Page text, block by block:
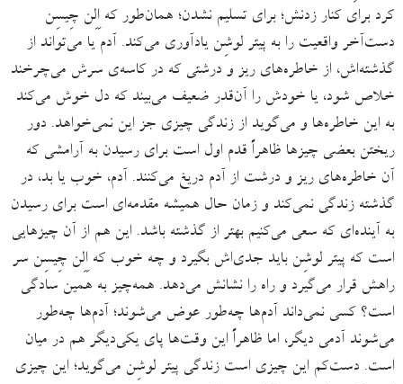
کرد برای کنار زدنش؛ برای تسلیم نشدن؛ همان‌طور که اِلِن چِیسِن
دست‌آخر واقعیت را به پیتر لوشِن یادآوری می‌کند. آدم یا می‌تواند از
گذشته‌اش، از خاطره‌های ریز و درشتی که در کاسه‌ی سرش می‌چرخند
خلاص شود، یا خودش را آن‌قدر ضعیف می‌بیند که دل خوش می‌کند
به این خاطره‌ها و می‌گوید از زندگی چیزی جز این نمی‌خواهد. دور
ریختن بعضی چیزها ظاهراً قدم اول است برای رسیدن به آرامشی که
آن خاطره‌های ریز و درشت از آدم دریغ می‌کنند. آدم، خوب یا بد، در
گذشته زندگی نمی‌کند و زمان حال همیشه مقدمه‌ای است برای رسیدن
به آینده‌ای که سعی می‌کنیم بهتر از گذشته باشد. این هم از آن چیزهایی
است که پیتر لوشِن باید جدی‌اش بگیرد و چه خوب که اِلِن چِیسِن سر
راهش قرار می‌گیرد و راه را نشانش می‌دهد. همه‌چیز به همین سادگی
است؟ کسی نمی‌داند آدم‌ها چه‌طور عوض می‌شوند؛ آدم‌ها چه‌طور
می‌شوند آدمی دیگر، اما ظاهراً این وقت‌ها پای یکی‌دیگر هم در میان
است. دست‌کم این چیزی است زندگی پیتر لوشِن می‌گوید؛ این چیزی